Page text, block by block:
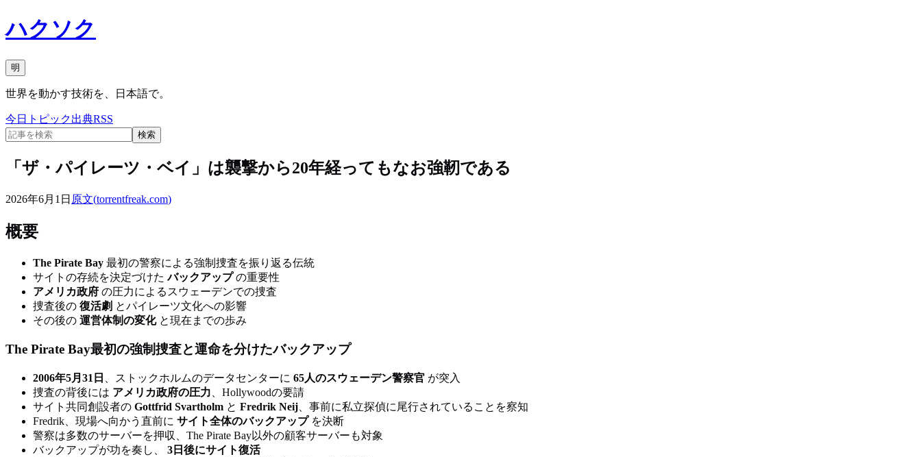
ハクソク
明
世界を動かす技術を、日本語で。
今日 トピック出典RSS
検索
「ザ・パイレーツ・ベイ」は襲撃から20年経ってもなお強靭である
2026年6月1日 原文(torrentfreak.com)
概要
The Pirate Bay 最初の警察による強制捜査を振り返る伝統
サイトの存続を決定づけたバックアップの重要性
アメリカ政府 の圧力によるスウェーデンでの捜査
捜査後の 復活劇 とパイレーツ文化への影響
その後の 運営体制の変化と現在までの歩み
The Pirate Bay最初の強制捜査と運命を分けたバックアップ
2006年5月31日 、ストックホルムのデータセンターに 65人のスウェーデン警察官 が突入
捜査の背後には アメリカ政府の圧力 、Hollywoodの要請
サイト共同創設者の Gottfrid Svartholm と Fredrik Neij 、事前に私立探偵に尾行されていることを察知
Fredrik、現場へ向かう直前に サイト全体のバックアップを決断
警察は多数のサーバーを押収、The Pirate Bay以外の顧客サーバーも対象
バックアップが功を奏し、 3日後にサイト復活